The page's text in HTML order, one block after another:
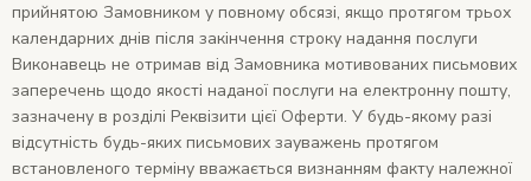
прийнятою Замовником у повному обсязі, якщо протягом трьох
календарних днів після закінчення строку надання послуги
Виконавець не отримав від Замовника мотивованих письмових
заперечень щодо якості наданої послуги на електронну пошту,
зазначену в розділі Реквізити цієї Оферти. У будь-якому разі
відсутність будь-яких письмових зауважень протягом
встановленого терміну вважається визнанням факту належної